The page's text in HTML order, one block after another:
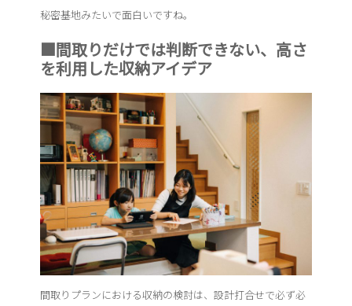
秘密基地みたいで面白いですね。
■間取りだけでは判断できない、高さ
を利用した収納アイデア
間取りプランにおける収納の検討は、設計打合せで必ず必